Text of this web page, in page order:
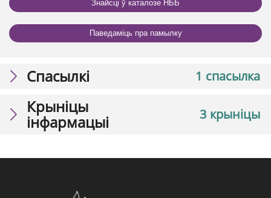
Знайсці ў каталозе НББ
Паведаміць пра памылку
1 спасылка
Спасылкі
3 крыніцы
Крыніцы
інфармацыі